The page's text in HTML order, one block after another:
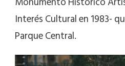
Interés Cultural en 1983-
Parque Central.